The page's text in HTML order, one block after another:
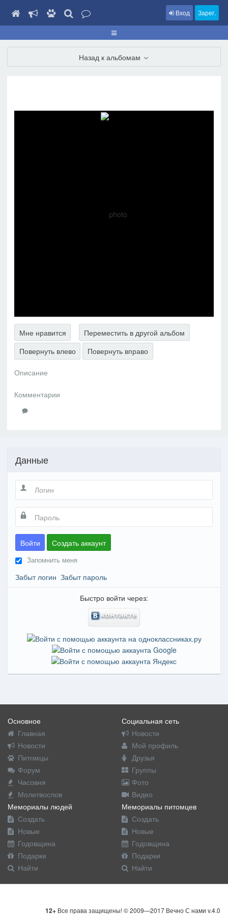
Вход Зарег.
Назад к альбомам
Мне нравится
Переместить в другой альбом
Повернуть влево
Повернуть вправо
Описание
Комментарии
Данные
Войти Создать аккаунт
Запомнить меня
Забыт логин Забыт пароль
Быстро войти через:
Основное
Главная
Новости
Питомцы
Форум
Часовня
Молитвослов
Социальная сеть
Новости
Мой профиль
Друзья
Группы
Фото
Видео
Мемориалы людей
Создать
Новые
Годовщина
Подарки
Найти
Мемориалы питомцев
Создать
Новые
Годовщина
Подарки
Найти
12+ Все права защищены! © 2009—2017 Вечно С нами v.4.0